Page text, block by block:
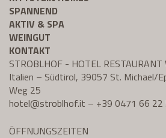
SPANNEND
AKTIV & SPA
WEINGUT
KONTAKT
STROBLHOF - HOTEL RESTAURANT
Italien – Südtirol, 39057 St. Michael/
Weg 25
hotel@stroblhof.it – +39 0471 66 22
ÖFFNUNGSZEITEN